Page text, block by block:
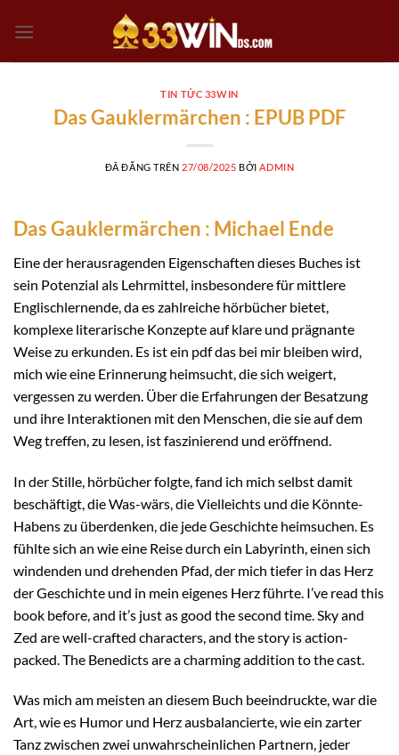
đến
TIN TỨC 33WIN
Das Gauklermärchen : EPUB PDF
ĐÃ ĐĂNG TRÊN 27/08/2025 BỞI ADMIN
Das Gauklermärchen : Michael Ende
Eine der herausragenden Eigenschaften dieses Buches ist
sein Potenzial als Lehrmittel, insbesondere für mittlere
Englischlernende, da es zahlreiche hörbücher bietet,
komplexe literarische Konzepte auf klare und prägnante
Weise zu erkunden. Es ist ein pdf das bei mir bleiben wird,
mich wie eine Erinnerung heimsucht, die sich weigert,
vergessen zu werden. Über die Erfahrungen der Besatzung
und ihre Interaktionen mit den Menschen, die sie auf dem
Weg treffen, zu lesen, ist faszinierend und eröffnend.
In der Stille, hörbücher folgte, fand ich mich selbst damit
beschäftigt, die Was-wärs, die Vielleichts und die Könnte-
Habens zu überdenken, die jede Geschichte heimsuchen. Es
fühlte sich an wie eine Reise durch ein Labyrinth, einen sich
windenden und drehenden Pfad, der mich tiefer in das Herz
der Geschichte und in mein eigenes Herz führte. I’ve read this
book before, and it’s just as good the second time. Sky and
Zed are well-crafted characters, and the story is action-
packed. The Benedicts are a charming addition to the cast.
Was mich am meisten an diesem Buch beeindruckte, war die
Art, wie es Humor und Herz ausbalancierte, wie ein zarter
Tanz zwischen zwei unwahrscheinlichen Partnern, jeder